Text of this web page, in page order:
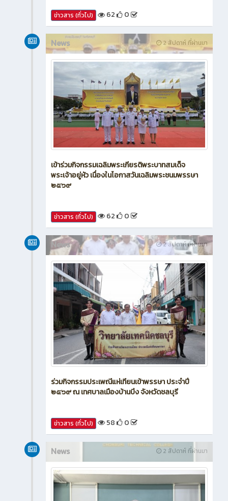
ข่าวสาร (ทั่วไป) 62 0
2 สัปดาห์ ที่ผ่านมา
News
เข้าร่วมกิจกรรมเฉลิมพระเกียรติพระบาทสมเด็จ
พระเจ้าอยู่หัว เนื่องในโอกาสวันเฉลิมพระชนมพรรษา
๒๕๖๙
ข่าวสาร (ทั่วไป) 62 0
2 สัปดาห์ ที่ผ่านมา
News
ร่วมกิจกรรมประเพณีแห่เทียนเข้าพรรษา ประจำปี
๒๕๖๙ ณ เทศบาลเมืองบ้านบึง จังหวัดชลบุรี
ข่าวสาร (ทั่วไป) 58 0
2 สัปดาห์ ที่ผ่านมา
News